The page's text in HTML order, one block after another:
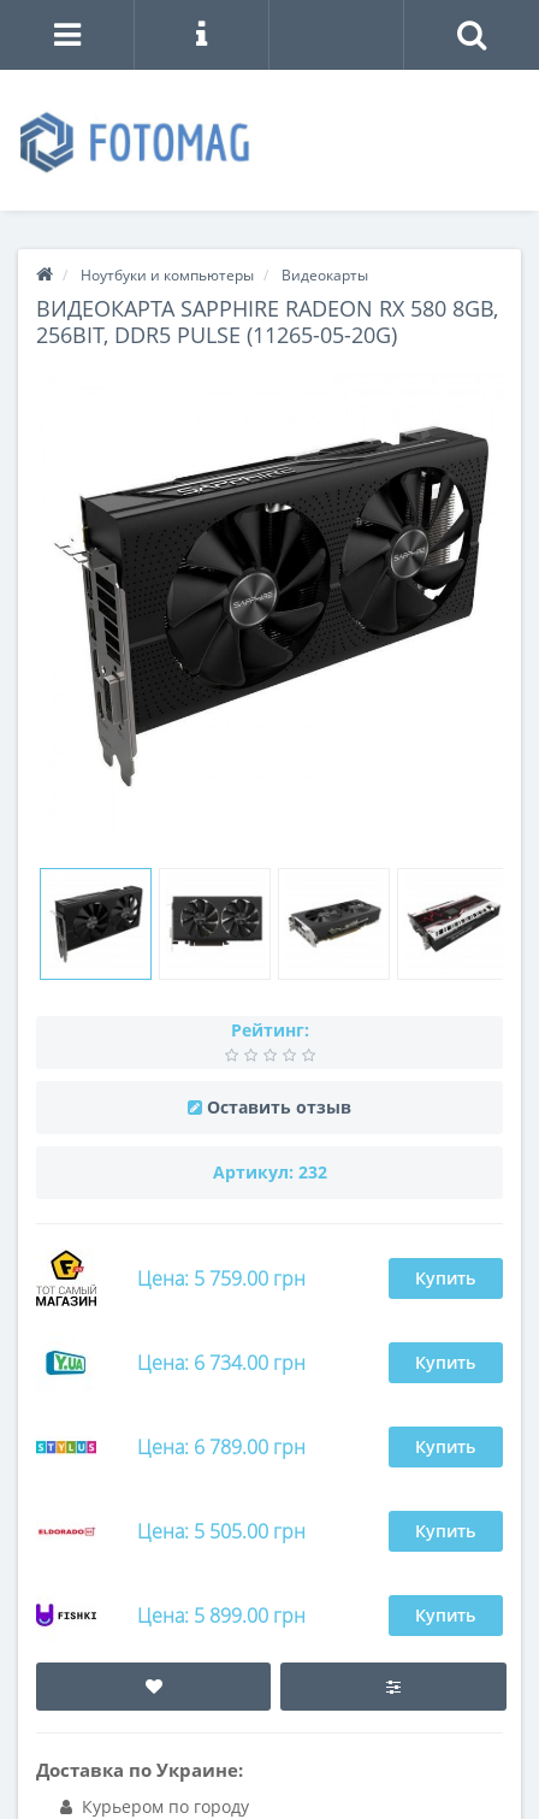
Ноутбуки и компьютеры Видеокарты
ВИДЕОКАРТА SAPPHIRE RADEON RX 580 8GB,
256BIT, DDR5 PULSE (11265-05-20G)
Рейтинг:
Оставить отзыв
Артикул: 232
Цена: 5 759.00 грн Купить
Цена: 6 734.00 грн Купить
Цена: 6 789.00 грн Купить
Цена: 5 505.00 грн Купить
Цена: 5 899.00 грн Купить
Доставка по Украине:
Курьером по городу